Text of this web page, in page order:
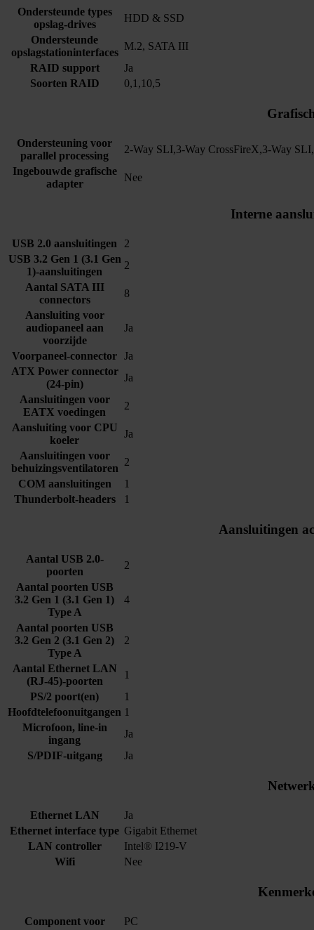
Ondersteunde types
opslag-drives
HDD & SSD
Ondersteunde
opslagstationinterfaces
M.2, SATA III
RAID support
Ja
Soorten RAID
0,1,10,5
Ondersteuning voor
parallel processing
2-Way SLI,3-Way CrossFireX,3-Way
Ingebouwde grafische
adapter
Nee
Interne
USB 2.0 aansluitingen
2
USB 3.2 Gen 1 (3.1 Gen
1)-aansluitingen
2
Aantal SATA III
connectors
8
Aansluiting voor
audiopaneel aan
voorzijde
Ja
Voorpaneel-connector Ja
ATX Power connector
(24-pin)
Ja
Aansluitingen voor
EATX voedingen
2
Aansluiting voor CPU
koeler
Ja
Aansluitingen voor
behuizingsventilatoren
2
COM aansluitingen
1
Thunderbolt-headers
1
Aansluitingen
Aantal USB 2.0-
poorten
2
Aantal poorten USB
3.2 Gen 1 (3.1 Gen 1)
Type A
4
Aantal poorten USB
3.2 Gen 2 (3.1 Gen 2)
Type A
2
Aantal Ethernet LAN
(RJ-45)-poorten
1
PS/2 poort(en)
1
Hoofdtelefoonuitgangen 1
Microfoon, line-in
ingang
Ja
S/PDIF-uitgang
Ja
Ethernet LAN
Ja
Ethernet interface type Gigabit Ethernet
LAN controller
Intel® I219-V
Wifi
Nee
Component voor
PC